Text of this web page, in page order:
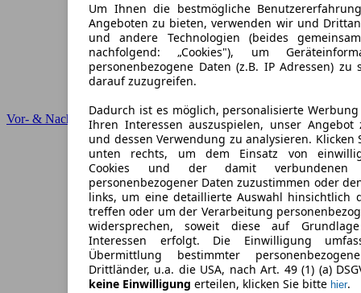
Vor- & Nachteile
Um Ihnen die bestmögliche
Angeboten zu bieten, verwenden wir und
und andere Technologien (beides
nachfolgend: „Cookies"), um
personenbezogene Daten (z.B. IP Adressen) zu
darauf zuzugreifen.
Dadurch ist es möglich, personalisierte
Ihren Interessen auszuspielen, unser Angebot
und dessen Verwendung zu analysieren. Klicken
unten rechts, um dem Einsatz von
Cookies und der damit verbundenen
personenbezogener Daten zuzustimmen oder
links, um eine detaillierte Auswahl hinsichtlich
treffen oder um der Verarbeitung
widersprechen, soweit diese auf
Interessen erfolgt. Die Einwilligung
Übermittlung bestimmter
Drittländer, u.a. die USA, nach Art. 49 (1) (a)
keine Einwilligung erteilen, klicken Sie bitte hier.